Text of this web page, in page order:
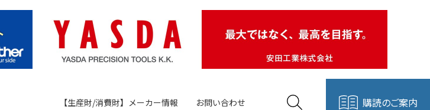
【生産財/消費財】メーカー情報 お問い合わせ 購読のご案内